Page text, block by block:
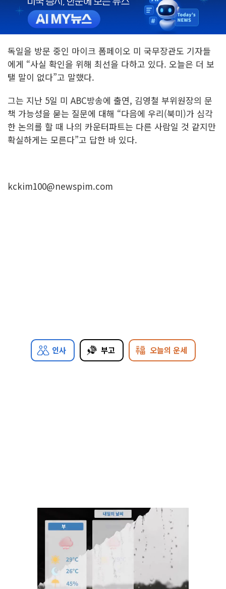
독일을 방문 중인 마이크 폼페이오 미 국무장관도 기자들
에게 “사실 확인을 위해 최선을 다하고 있다. 오늘은 더 보
탤 말이 없다”고 말했다.
그는 지난 5일 미 ABC방송에 출연, 김영철 부위원장의 문
책 가능성을 묻는 질문에 대해 “다음에 우리(북미)가 심각
한 논의를 할 때 나의 카운터파트는 다른 사람일 것 같지만
확실하게는 모른다”고 답한 바 있다.
kckim100@newspim.com
인사 부고 오늘의 운세